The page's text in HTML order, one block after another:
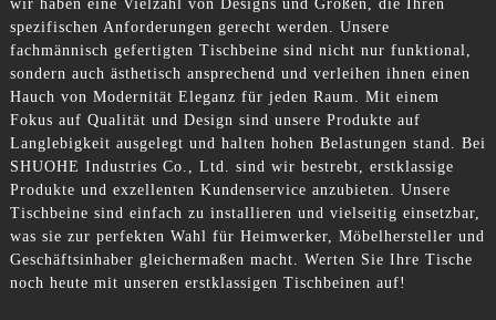
wir haben eine Vielzahl von Designs und Größen, die Ihren
spezifischen Anforderungen gerecht werden. Unsere
fachmännisch gefertigten Tischbeine sind nicht nur funktional,
sondern auch ästhetisch ansprechend und verleihen ihnen einen
Hauch von Modernität Eleganz für jeden Raum. Mit einem
Fokus auf Qualität und Design sind unsere Produkte auf
Langlebigkeit ausgelegt und halten hohen Belastungen stand. Bei
SHUOHE Industries Co., Ltd. sind wir bestrebt, erstklassige
Produkte und exzellenten Kundenservice anzubieten. Unsere
Tischbeine sind einfach zu installieren und vielseitig einsetzbar,
was sie zur perfekten Wahl für Heimwerker, Möbelhersteller und
Geschäftsinhaber gleichermaßen macht. Werten Sie Ihre Tische
noch heute mit unseren erstklassigen Tischbeinen auf!